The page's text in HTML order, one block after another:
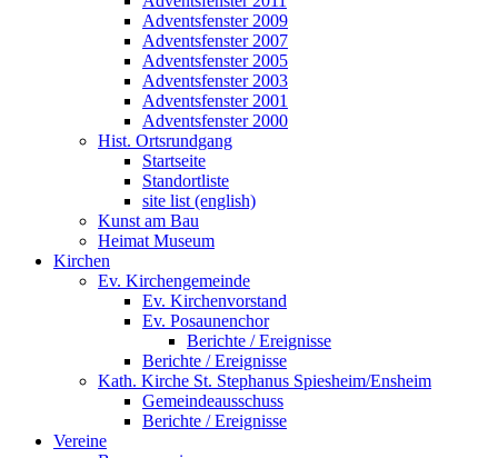
Adventsfenster 2009
Adventsfenster 2007
Adventsfenster 2005
Adventsfenster 2003
Adventsfenster 2001
Adventsfenster 2000
Hist. Ortsrundgang
Startseite
Standortliste
site list (english)
Kunst am Bau
Heimat Museum
Kirchen
Ev. Kirchengemeinde
Ev. Kirchenvorstand
Ev. Posaunenchor
Berichte / Ereignisse
Berichte / Ereignisse
Kath. Kirche St. Stephanus Spiesheim/Ensheim
Gemeindeausschuss
Berichte / Ereignisse
Vereine